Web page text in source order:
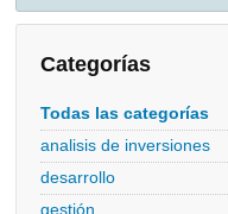
Categorías
Todas las categorías
analisis de inversiones
desarrollo
gestión